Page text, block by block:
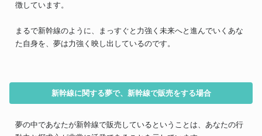
徴しています。
まるで新幹線のように、まっすぐと力強く未来へと進んでいくあな
た自身を、夢は力強く映し出しているのです。
新幹線に関する夢で、新幹線で販売をする場合
夢の中であなたが新幹線で販売しているということは、あなたの行